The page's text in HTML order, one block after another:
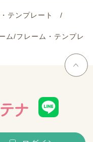
テンプレート
ム/フレーム・テンプレ